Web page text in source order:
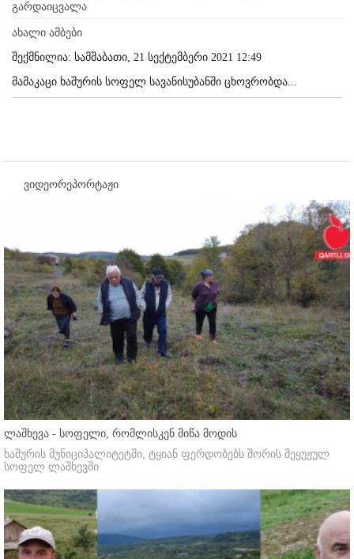
გარდაიცვალა
ახალი ამბები
შექმნილია: სამშაბათი, 21 სექტემბერი 2021 12:49
მამაკაცი ხაშურის სოფელ სავანისუბანში ცხოვრობდა...
ვიდეორეპორტაჟი
ლაშხევა - სოფელი, რომლისკენ მიწა მოდის
ხაშურის მუნიციპალიტეტში, ტყიან ფერდობებს შორის შეყუჟულ
სოფელ ლაშხევში